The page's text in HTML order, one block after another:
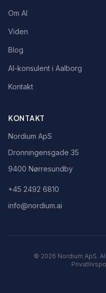
Om AI
Viden
Blog
AI-konsulent i Aalborg
Kontakt
KONTAKT
Nordium ApS
Dronningensgade 35
9400 Nørresundby
+45 2492 6810
info@nordium.ai
© 2026 Nordium ApS.